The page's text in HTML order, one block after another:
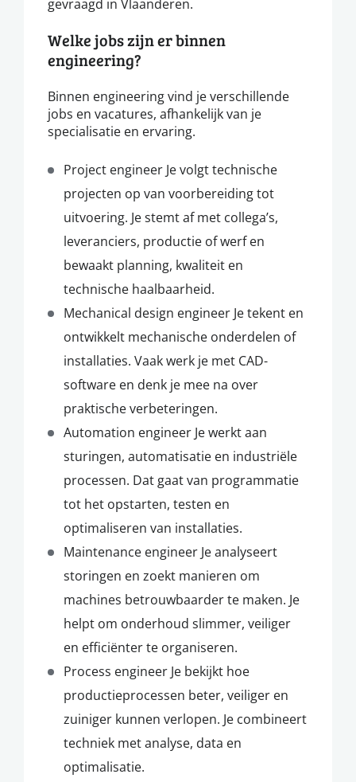
Welke jobs zijn er binnen
engineering?
Binnen engineering vind je verschillende
jobs en vacatures, afhankelijk van je
specialisatie en ervaring.
Project engineer Je volgt technische
projecten op van voorbereiding tot
uitvoering. Je stemt af met collega’s,
leveranciers, productie of werf en
bewaakt planning, kwaliteit en
technische haalbaarheid.
Mechanical design engineer Je tekent en
ontwikkelt mechanische onderdelen of
installaties. Vaak werk je met CAD-
software en denk je mee na over
praktische verbeteringen.
Automation engineer Je werkt aan
sturingen, automatisatie en industriële
processen. Dat gaat van programmatie
tot het opstarten, testen en
optimaliseren van installaties.
Maintenance engineer Je analyseert
storingen en zoekt manieren om
machines betrouwbaarder te maken. Je
helpt om onderhoud slimmer, veiliger
en efficiënter te organiseren.
Process engineer Je bekijkt hoe
productieprocessen beter, veiliger en
zuiniger kunnen verlopen. Je combineert
techniek met analyse, data en
optimalisatie.